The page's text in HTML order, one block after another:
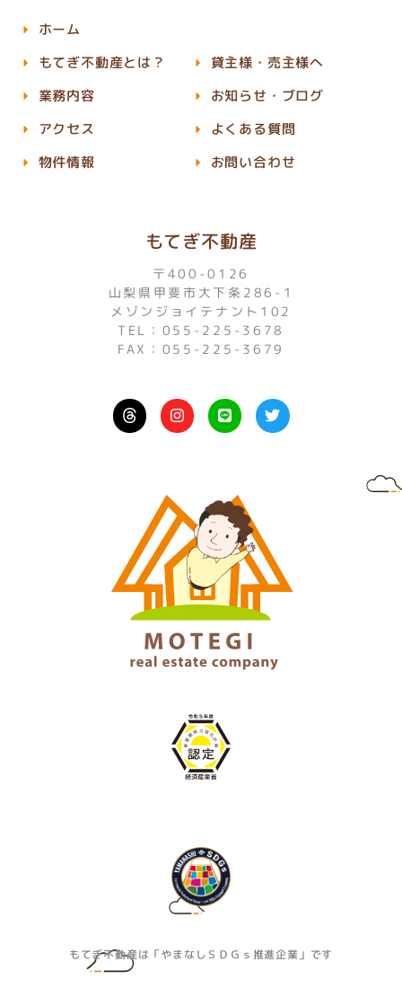
もてぎ不動産
〒400-0126
山梨県甲斐市大下条286-1
メゾンジョイテナント102
TEL：055-225-3678
FAX：055-225-3679
I
n
s
a
m
L
i
n
T
w
i
もてぎ不動産は「やまなしＳＤＧｓ推進企業」です
ホーム
もてぎ不動産とは？
業務内容
アクセス
物件情報
貸主様・売主様へ
お知らせ・ブログ
よくある質問
お問い合わせ